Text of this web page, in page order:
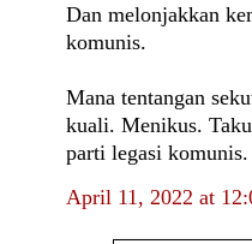
Dan melonjakkan
komunis.
Mana tentangan
kuali. Menikus.
parti legasi komunis.
April 11, 2022 at